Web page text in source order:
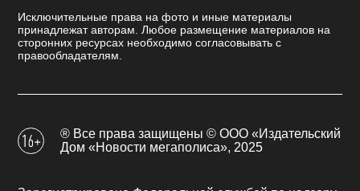
Исключительные права на фото и иные материалы
принадлежат авторам. Любое размещение материалов на
сторонних ресурсах необходимо согласовывать с
правообладателям.
® Все права защищены © ООО «Издательский
Дом «Новости мегаполиса», 2025